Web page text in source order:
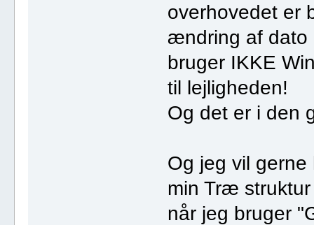
overhovedet er
ændring af dato
bruger IKKE
til lejligheden!
Og det er i den
Og jeg vil
min Træ
når jeg bruger